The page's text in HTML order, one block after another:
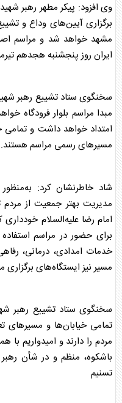
وی افزود: پیکر مطهر رهبر شهید
برگزاری آیین‌های وداع و
مشهد خواهد شد و مراسم
ایران روز پنجشنبه هجدهم
سخنگوی ستاد تشییع رهبر
مبدا مراسم بلوار فرودگاه
امتداد خواهد داشت و تمامی
مسیرهای رسمی مراسم هستند.
شاد خاطرنشان کرد:
مدیریت بهتر جمعیت از
امام رضا علیه‌السلام
برای حضور در مراسم
خدمات امدادی، درمانی،
مسیر نیز ایستگاه‌های
سخنگوی ستاد تشییع رهبر
تمامی خیابان‌ها و مسیرهای
مردم را دارند و امیدواریم با
باشکوه، منظم و در شأن
تسنیم